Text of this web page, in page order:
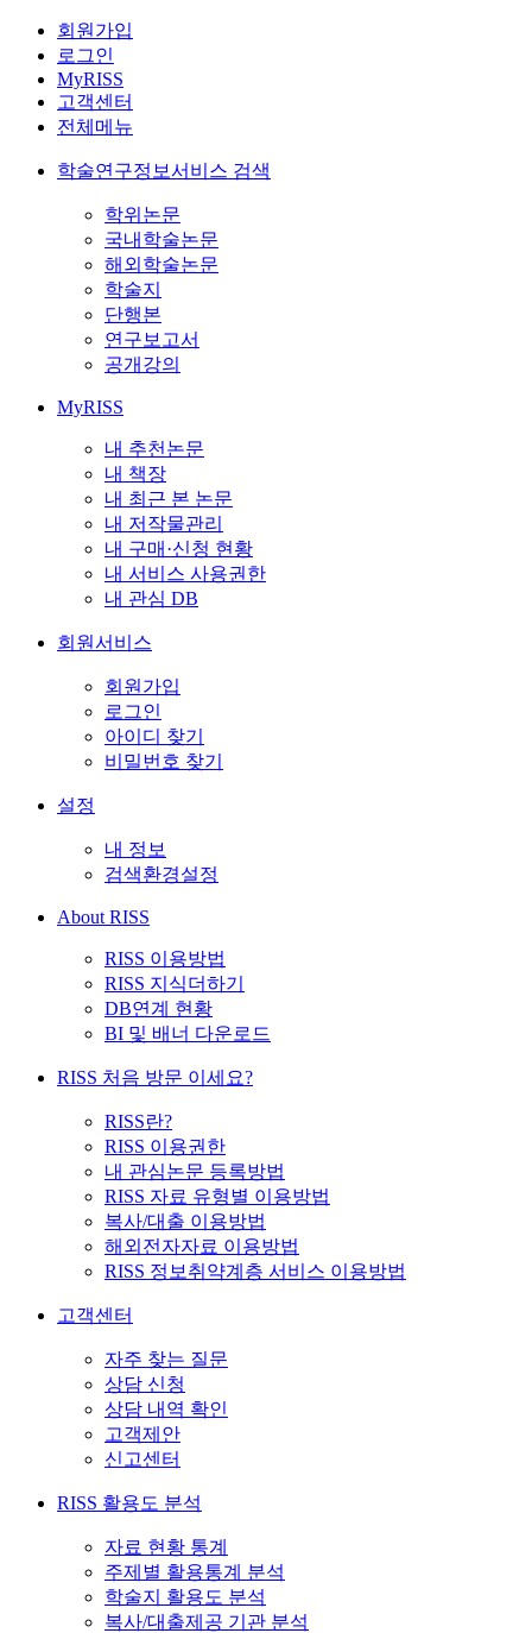
회원가입
로그인
MyRISS
고객센터
전체메뉴
학술연구정보서비스 검색
학위논문
국내학술논문
해외학술논문
학술지
단행본
연구보고서
공개강의
MyRISS
내 추천논문
내 책장
내 최근 본 논문
내 저작물관리
내 구매·신청 현황
내 서비스 사용권한
내 관심 DB
회원서비스
회원가입
로그인
아이디 찾기
비밀번호 찾기
설정
내 정보
검색환경설정
About RISS
RISS 이용방법
RISS 지식더하기
DB연계 현황
BI 및 배너 다운로드
RISS 처음 방문 이세요?
RISS란?
RISS 이용권한
내 관심논문 등록방법
RISS 자료 유형별 이용방법
복사/대출 이용방법
해외전자자료 이용방법
RISS 정보취약계층 서비스 이용방법
고객센터
자주 찾는 질문
상담 신청
상담 내역 확인
고객제안
신고센터
RISS 활용도 분석
자료 현황 통계
주제별 활용통계 분석
학술지 활용도 분석
복사/대출제공 기관 분석